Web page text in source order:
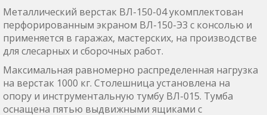
Металлический верстак ВЛ-150-04 укомплектован
перфорированным экраном ВЛ-150-Э3 с консолью и
применяется в гаражах, мастерских, на производстве
для слесарных и сборочных работ.
Максимальная равномерно распределенная нагрузка
на верстак 1000 кг. Столешница установлена на
опору и инструментальную тумбу ВЛ-015. Тумба
оснащена пятью выдвижными ящиками с